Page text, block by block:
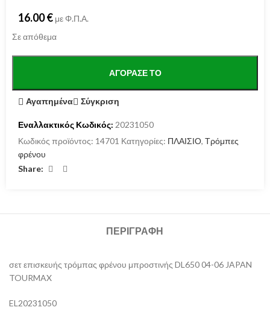
16.00€ με Φ.Π.Α.
Σε απόθεμα
ΑΓΌΡΑΣΕ ΤΟ
Αγαπημένα Σύγκριση
Εναλλακτικός Κωδικός: 20231050
Κωδικός προϊόντος: 14701 Κατηγορίες: ΠΛΑΙΣΙΟ, Τρόμπες
φρένου
Share:
ΠΕΡΙΓΡΑΦΉ
σετ επισκευής τρόμπας φρένου μπροστινής DL650 04-06 JAPAN
TOURMAX
EL20231050